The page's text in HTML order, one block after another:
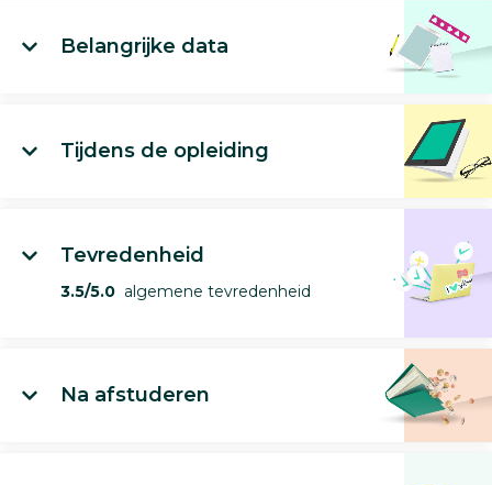
Belangrijke data
Tijdens de opleiding
Tevredenheid
3.5/5.0 algemene tevredenheid
Na afstuderen